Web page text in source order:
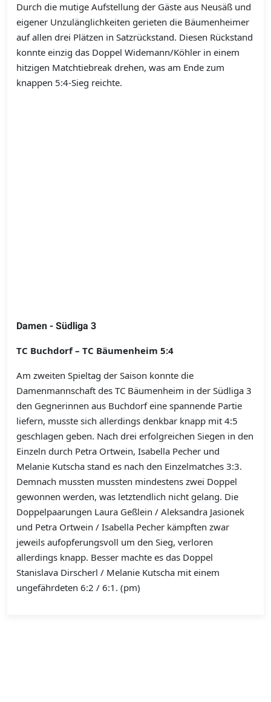
Durch die mutige Aufstellung der Gäste aus Neusäß und
eigener Unzulänglichkeiten gerieten die Bäumenheimer
auf allen drei Plätzen in Satzrückstand. Diesen Rückstand
konnte einzig das Doppel Widemann/Köhler in einem
hitzigen Matchtiebreak drehen, was am Ende zum
knappen 5:4-Sieg reichte.
Damen - Südliga 3
TC Buchdorf – TC Bäumenheim 5:4
Am zweiten Spieltag der Saison konnte die
Damenmannschaft des TC Bäumenheim in der Südliga 3
den Gegnerinnen aus Buchdorf eine spannende Partie
liefern, musste sich allerdings denkbar knapp mit 4:5
geschlagen geben. Nach drei erfolgreichen Siegen in den
Einzeln durch Petra Ortwein, Isabella Pecher und
Melanie Kutscha stand es nach den Einzelmatches 3:3.
Demnach mussten mussten mindestens zwei Doppel
gewonnen werden, was letztendlich nicht gelang. Die
Doppelpaarungen Laura Geßlein / Aleksandra Jasionek
und Petra Ortwein / Isabella Pecher kämpften zwar
jeweils aufopferungsvoll um den Sieg, verloren
allerdings knapp. Besser machte es das Doppel
Stanislava Dirscherl / Melanie Kutscha mit einem
ungefährdeten 6:2 / 6:1. (pm)